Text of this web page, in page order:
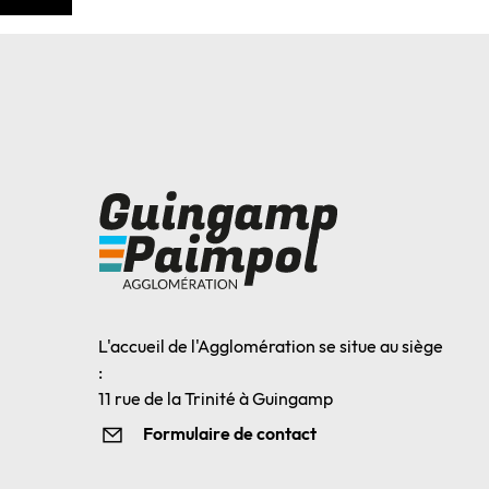
L'accueil de l'Agglomération se situe au siège
:
11 rue de la Trinité à Guingamp
Formulaire de contact